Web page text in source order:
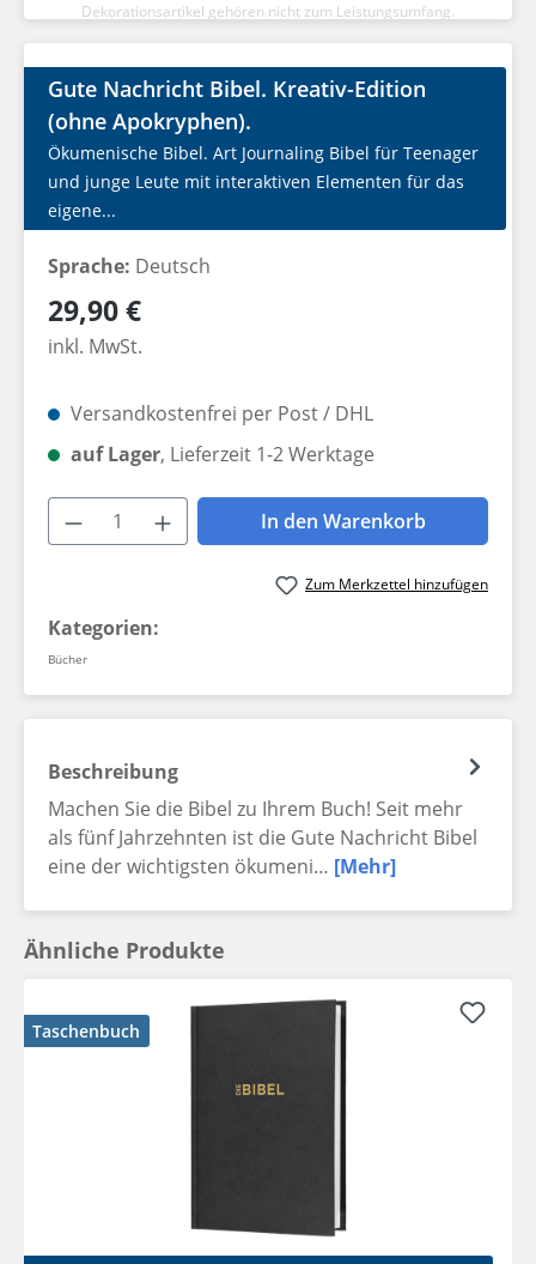
Dekorationsartikel gehören nicht zum Leistungsumfang.
Gute Nachricht Bibel. Kreativ-Edition
(ohne Apokryphen).
Ökumenische Bibel. Art Journaling Bibel für Teenager
und junge Leute mit interaktiven Elementen für das
eigene...
Sprache: Deutsch
Regulärer Preis:
29,90 €
inkl. MwSt.
Versandkostenfrei per Post / DHL
auf Lager, Lieferzeit 1-2 Werktage
Produkt Anzahl: Gib den
In den Warenkorb
Zum Merkzettel hinzufügen
Kategorien:
Bücher
Beschreibung
Machen Sie die Bibel zu Ihrem Buch! Seit mehr
als fünf Jahrzehnten ist die Gute Nachricht Bibel
eine der wichtigsten ökumeni… [Mehr]
Ähnliche Produkte
Taschenbuch